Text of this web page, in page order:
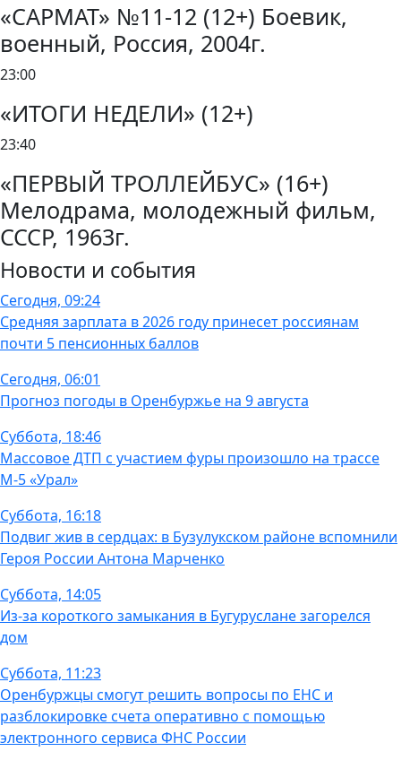
«САРМАТ» №11-12 (12+) Боевик,
военный, Россия, 2004г.
23:00
«ИТОГИ НЕДЕЛИ» (12+)
23:40
«ПЕРВЫЙ ТРОЛЛЕЙБУС» (16+)
Мелодрама, молодежный фильм,
СССР, 1963г.
Новости и события
Сегодня, 09:24
Средняя зарплата в 2026 году принесет россиянам
почти 5 пенсионных баллов
Сегодня, 06:01
Прогноз погоды в Оренбуржье на 9 августа
Суббота, 18:46
Массовое ДТП с участием фуры произошло на трассе
М-5 «Урал»
Суббота, 16:18
Подвиг жив в сердцах: в Бузулукском районе вспомнили
Героя России Антона Марченко
Суббота, 14:05
Из-за короткого замыкания в Бугуруслане загорелся
дом
Суббота, 11:23
Оренбуржцы смогут решить вопросы по ЕНС и
разблокировке счета оперативно с помощью
электронного сервиса ФНС России